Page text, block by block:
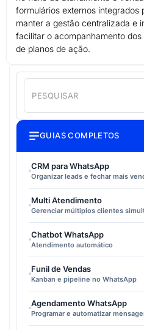
formulários externos integrados
manter a gestão centralizada e
facilitar o acompanhamento
de planos de ação.
GUIAS COMPLETOS
CRM para WhatsApp
Organizar leads e fechar mais
Multi Atendimento
Gerenciar múltiplos clientes
Chatbot WhatsApp
Atendimento automático
Funil de Vendas
Kanban e pipeline no WhatsApp
Agendamento WhatsApp
Programar e automatizar